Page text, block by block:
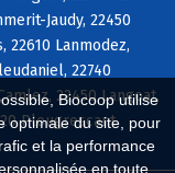
Biocoop utilise
optimale du site, pour
et la performance
en toute
Jaudy, 22450
22610 Lanmodez,
22740
22450 Langoat,
Plougrescant